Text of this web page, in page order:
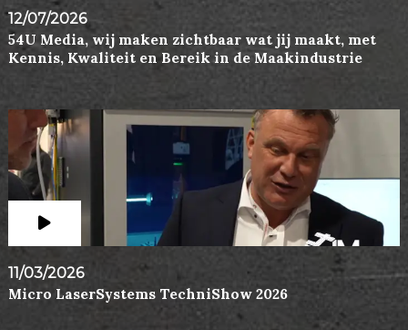
12/07/2026
54U Media, wij maken zichtbaar wat jij maakt, met
Kennis, Kwaliteit en Bereik in de Maakindustrie
11/03/2026
Micro LaserSystems TechniShow 2026